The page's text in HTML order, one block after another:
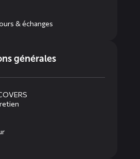
& échanges
générales